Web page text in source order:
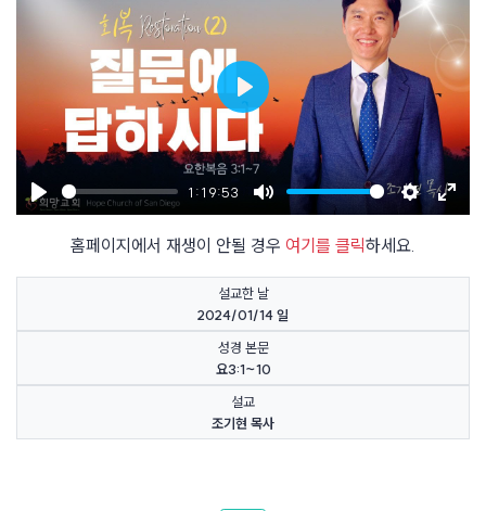
Play
1:19:53
Mute Settings
Enter
Play
홈페이지에서 재생이 안될 경우 여기를 클릭하세요.
설교한 날
2024/01/14 일
성경 본문
요3:1~10
설교
조기현 목사